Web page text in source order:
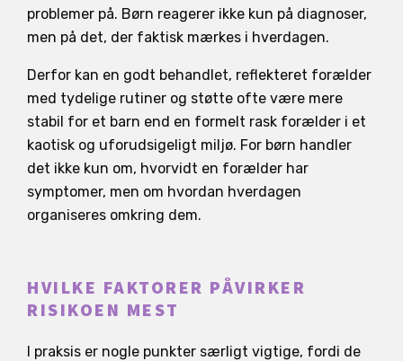
problemer på. Børn reagerer ikke kun på diagnoser,
men på det, der faktisk mærkes i hverdagen.
Derfor kan en godt behandlet, reflekteret forælder
med tydelige rutiner og støtte ofte være mere
stabil for et barn end en formelt rask forælder i et
kaotisk og uforudsigeligt miljø. For børn handler
det ikke kun om, hvorvidt en forælder har
symptomer, men om hvordan hverdagen
organiseres omkring dem.
HVILKE FAKTORER PÅVIRKER
RISIKOEN MEST
I praksis er nogle punkter særligt vigtige, fordi de